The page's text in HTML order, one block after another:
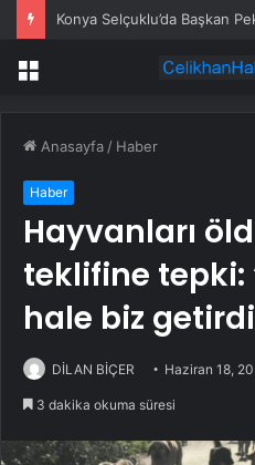
Konya Selçuklu’da Başkan
Menü
Anasayfa / Haber
Haber
Hayvanları
teklifine tepki:
hale biz
DİLAN BİÇER Haziran 18,
3 dakika okuma süresi